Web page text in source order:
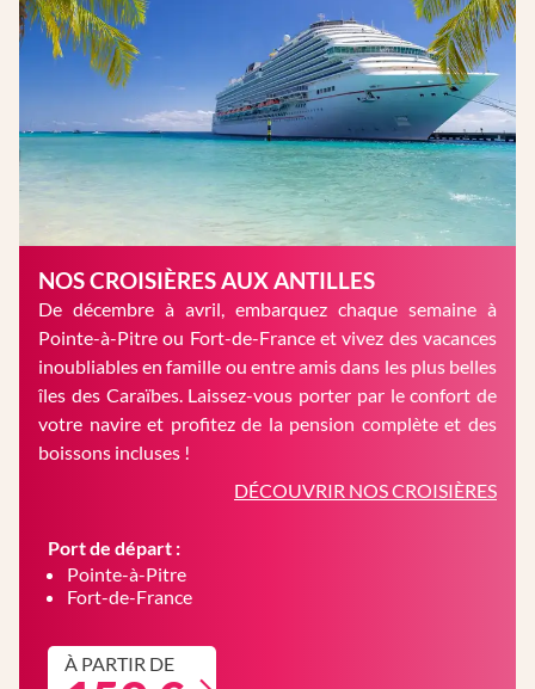
NOS CROISIÈRES AUX ANTILLES
De décembre à avril, embarquez chaque semaine à
Pointe-à-Pitre ou Fort-de-France et vivez des vacances
inoubliables en famille ou entre amis dans les plus belles
îles des Caraïbes. Laissez-vous porter par le confort de
votre navire et profitez de la pension complète et des
boissons incluses !
DÉCOUVRIR NOS CROISIÈRES
Port de départ :
Pointe-à-Pitre
Fort-de-France
À PARTIR DE